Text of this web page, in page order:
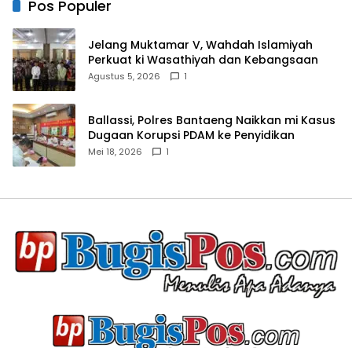
Pos Populer
Jelang Muktamar V, Wahdah Islamiyah
Perkuat ki Wasathiyah dan Kebangsaan
Agustus 5, 2026 1
Ballassi, Polres Bantaeng Naikkan mi Kasus
Dugaan Korupsi PDAM ke Penyidikan
Mei 18, 2026 1